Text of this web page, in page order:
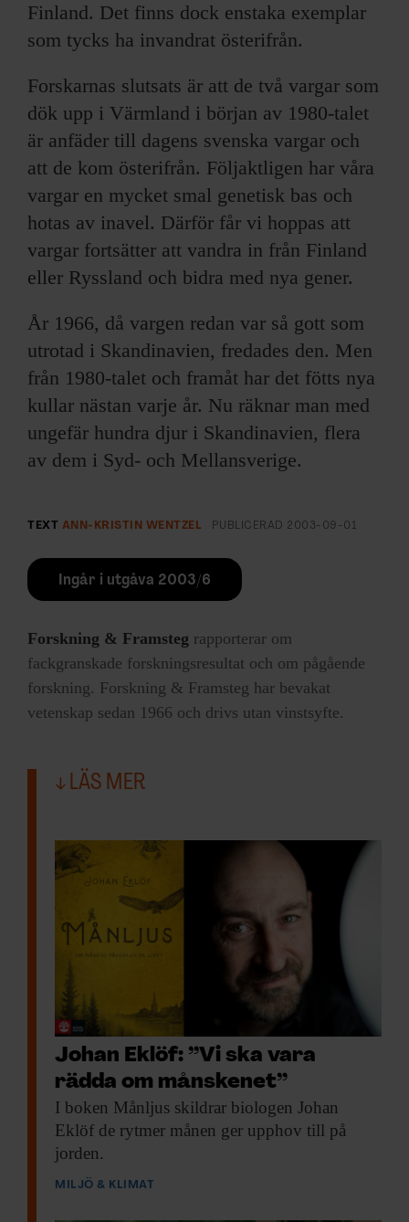
Finland. Det finns dock enstaka exemplar
som tycks ha invandrat österifrån.
Forskarnas slutsats är att de två vargar som
dök upp i Värmland i början av 1980-talet
är anfäder till dagens svenska vargar och
att de kom österifrån. Följaktligen har våra
vargar en mycket smal genetisk bas och
hotas av inavel. Därför får vi hoppas att
vargar fortsätter att vandra in från Finland
eller Ryssland och bidra med nya gener.
År 1966, då vargen redan var så gott som
utrotad i Skandinavien, fredades den. Men
från 1980-talet och framåt har det fötts nya
kullar nästan varje år. Nu räknar man med
ungefär hundra djur i Skandinavien, flera
av dem i Syd- och Mellansverige.
TEXT ANN-KRISTIN WENTZEL PUBLICERAD 2003-09-01
Ingår i utgåva 2003/6
Forskning & Framsteg rapporterar om
fackgranskade forskningsresultat och om pågående
forskning. Forskning & Framsteg har bevakat
vetenskap sedan 1966 och drivs utan vinstsyfte.
LÄS MER
Johan Eklöf: ”Vi ska vara
rädda om månskenet”
I boken Månljus skildrar biologen Johan
Eklöf de rytmer månen ger upphov till på
jorden.
MILJÖ & KLIMAT